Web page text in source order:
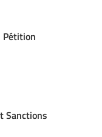
Pétition
Sanctions